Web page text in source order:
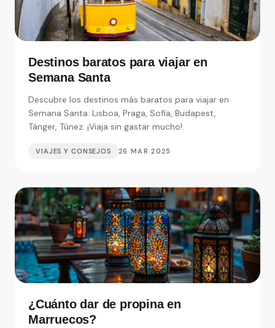
Destinos baratos para viajar en
Semana Santa
Descubre los destinos más baratos para viajar en
Semana Santa: Lisboa, Praga, Sofía, Budapest,
Tánger, Túnez. ¡Viaja sin gastar mucho!.
VIAJES Y CONSEJOS 26 MAR 2025
¿Cuánto dar de propina en
Marruecos?